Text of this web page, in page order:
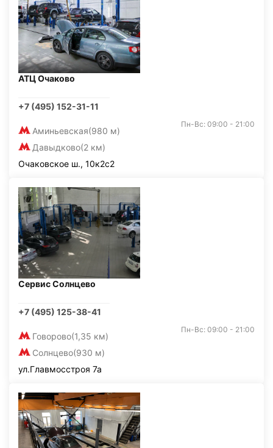
АТЦ Очаково
+7 (495) 152-31-11
Аминьевская(980 м)
Давыдково(2 км)
Пн-Вс: 09:00 - 21:00
Очаковское ш., 10к2с2
Сервис Солнцево
+7 (495) 125-38-41
Говорово(1,35 км)
Солнцево(930 м)
Пн-Вс: 09:00 - 21:00
ул.Главмосстроя 7а